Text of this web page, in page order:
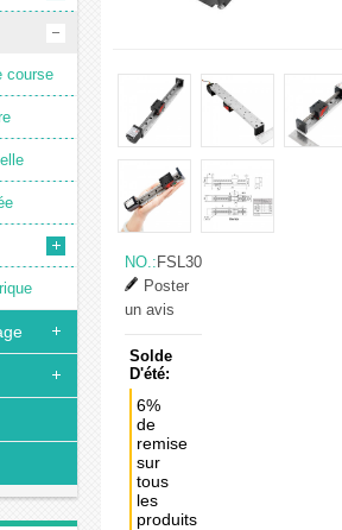
course
NO.: FSL30
Poster
un avis
Solde
D'été:
6%
de
remise
sur
tous
les
produits